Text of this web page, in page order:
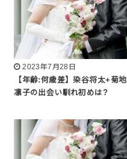
2023年7月28日
【年齢:何歳差】染谷将太+菊地
凛子の出会い馴れ初めは?